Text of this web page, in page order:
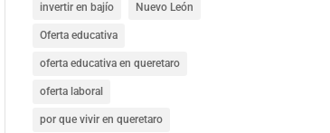
invertir en bajío Nuevo León
Oferta educativa
oferta educativa en queretaro
oferta laboral
por que vivir en queretaro